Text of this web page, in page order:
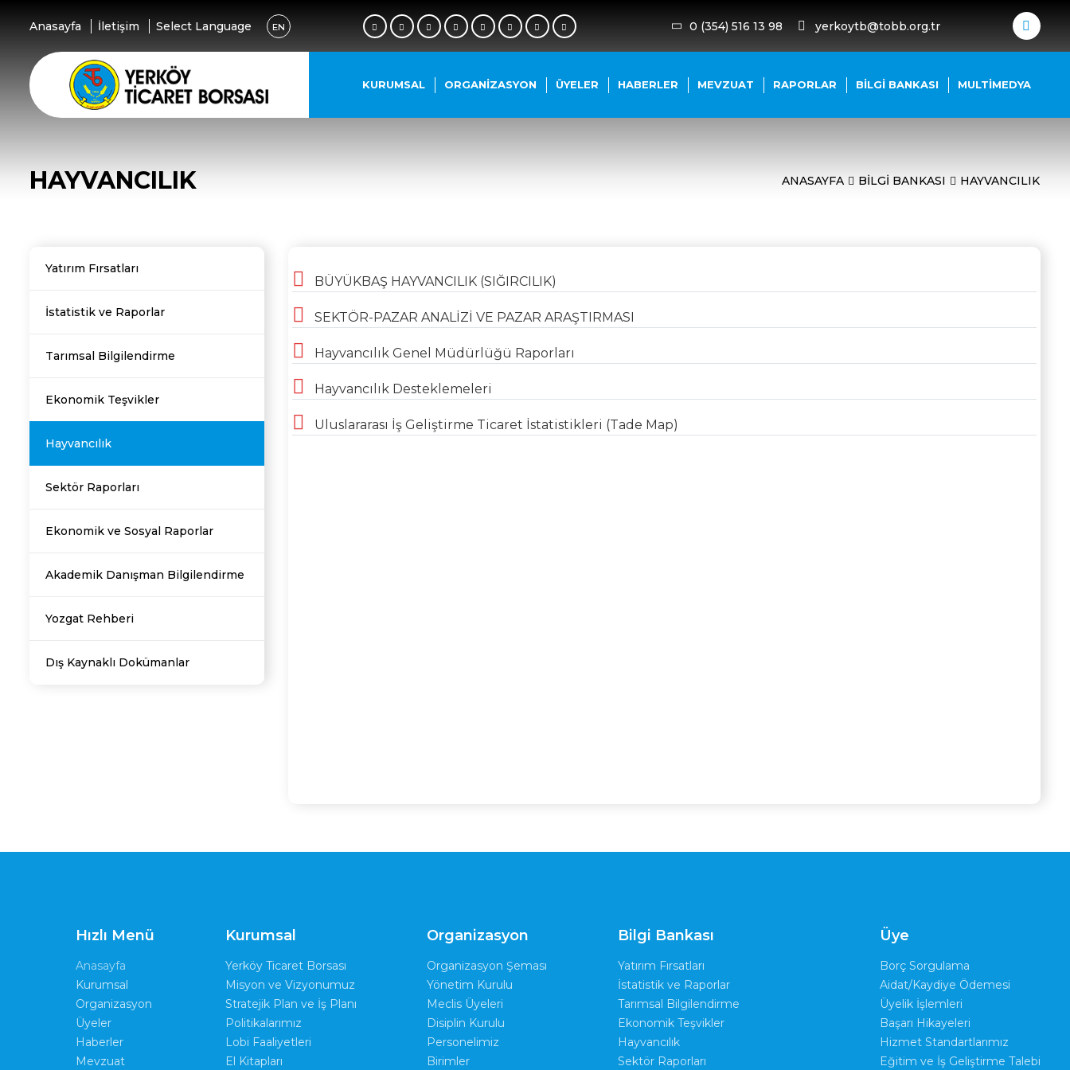
Anasayfa İletişim Select Language EN 0 (354) 516 13 98 yerkoytb@tobb.org.tr
KURUMSAL ORGANIZASYON ÜYELER HABERLER MEVZUAT RAPORLAR BILGI BANKASI MULTIMEDYA
HAYVANCILIK ANASAYFA BILGI BANKASI HAYVANCILIK
Yatırım Fırsatları
İstatistik ve Raporlar
Tarımsal Bilgilendirme
Ekonomik Teşvikler
Hayvancılık
Sektör Raporları
Ekonomik ve Sosyal Raporlar
Akademik Danışman Bilgilendirme
Yozgat Rehberi
Dış Kaynaklı Dokümanlar
BÜYÜKBAŞ HAYVANCILIK (SIĞIRCILIK)
SEKTÖR-PAZAR ANALİZİ VE PAZAR ARAŞTIRMASI
Hayvancılık Genel Müdürlüğü Raporları
Hayvancılık Desteklemeleri
Uluslararası İş Geliştirme Ticaret İstatistikleri (Tade Map)
Hızlı Menü
Anasayfa
Kurumsal
Organizasyon
Üyeler
Haberler
Mevzuat
Kurumsal
Yerköy Ticaret Borsası
Misyon ve Vizyonumuz
Stratejik Plan ve İş Planı
Politikalarımız
Lobi Faaliyetleri
El Kitapları
Organizasyon
Organizasyon Şeması
Yönetim Kurulu
Meclis Üyeleri
Disiplin Kurulu
Personelimiz
Birimler
Bilgi Bankası
Yatırım Fırsatları
İstatistik ve Raporlar
Tarımsal Bilgilendirme
Ekonomik Teşvikler
Hayvancılık
Sektör Raporları
Üye
Borç Sorgulama
Aidat/Kaydiye Ödemesi
Üyelik İşlemleri
Başarı Hikayeleri
Hizmet Standartlarımız
Eğitim ve İş Geliştirme Talebi